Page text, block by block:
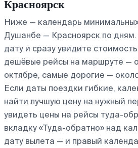
Красноярск
Ниже — календарь
Душанбе — Красноярск по
дату и сразу увидите
дешёвые рейсы на маршруте —
октябре, самые дорогие —
Если даты поездки гибкие,
найти лучшую цену на нужный
увидеть цены на рейсы туда-
вкладку «Туда-обратно» над
дату вылета — и правый